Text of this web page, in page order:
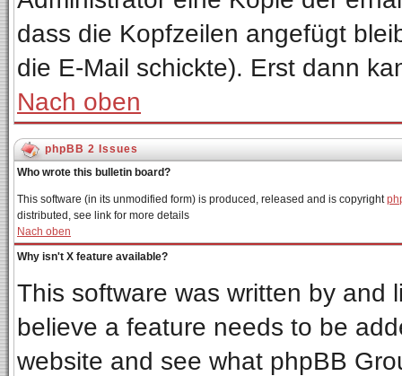
dass die Kopfzeilen angefügt
die E-Mail schickte). Erst dann
Nach oben
phpBB 2 Issues
Who wrote this bulletin board?
This software (in its unmodified form) is produced, released and is copyright
distributed, see link for more details
Nach oben
Why isn't X feature available?
This software was written by and
believe a feature needs to be
website and see what phpBB